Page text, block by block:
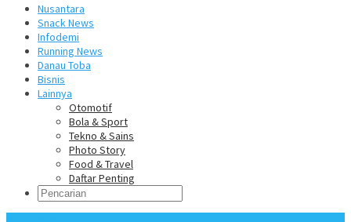
Nusantara
Snack News
Infodemi
Running News
Danau Toba
Bisnis
Lainnya
Otomotif
Bola & Sport
Tekno & Sains
Photo Story
Food & Travel
Daftar Penting